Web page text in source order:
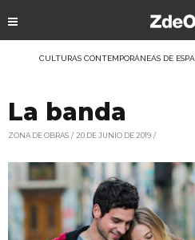
CULTURAS CONTEMPORÁNEAS DE
La banda
ZONA DE OBRAS 20 DE JUNIO DE 2019